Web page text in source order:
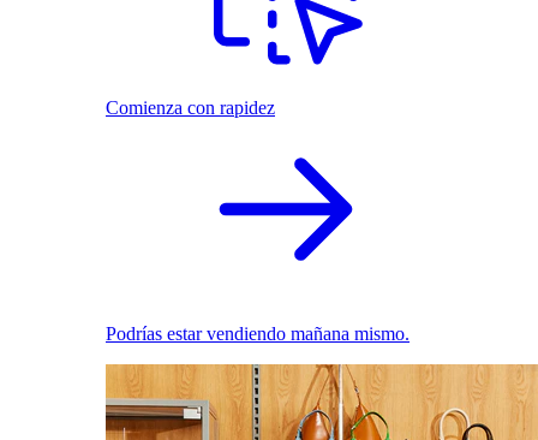
Comienza con rapidez
Podrías estar vendiendo mañana mismo.